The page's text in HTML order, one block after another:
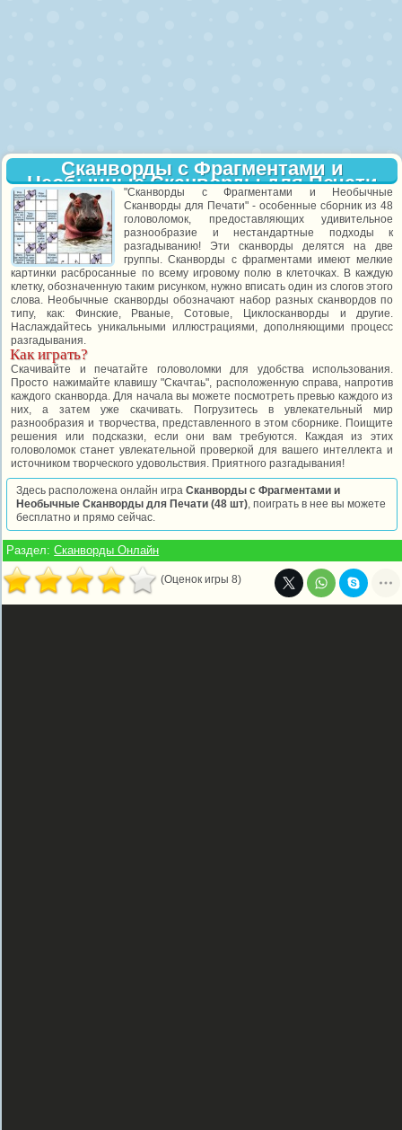
Сканворды с Фрагментами и
Необычные Сканворды для Печати
(48 шт)
"Сканворды с Фрагментами и Необычные
Сканворды для Печати" - особенные сборник из 48
головоломок, предоставляющих удивительное
разнообразие и нестандартные подходы к
разгадыванию! Эти сканворды делятся на две
группы. Сканворды с фрагментами имеют мелкие
картинки раcбросанные по всему игровому полю в клеточках. В каждую
клетку, обозначенную таким рисунком, нужно вписать один из слогов этого
слова. Необычные сканворды обозначают набор разных сканвордов по
типу, как: Финские, Рваные, Сотовые, Циклосканворды и другие.
Наслаждайтесь уникальными иллюстрациями, дополняющими процесс
разгадывания.
Как играть?
Скачивайте и печатайте головоломки для удобства использования.
Просто нажимайте клавишу "Скачтаь", расположенную справа, напротив
каждого сканворда. Для начала вы можете посмотреть превью каждого из
них, а затем уже скачивать. Погрузитесь в увлекательный мир
разнообразия и творчества, представленного в этом сборнике. Поищите
решения или подсказки, если они вам требуются. Каждая из этих
головоломок станет увлекательной проверкой для вашего интеллекта и
источником творческого удовольствия. Приятного разгадывания!
Здесь расположена онлайн играСканворды с Фрагментами и
Необычные Сканворды для Печати (48 шт), поиграть в нее вы можете
бесплатно и прямо сейчас.
Раздел:Сканворды Онлайн
(Оценок игры 8)